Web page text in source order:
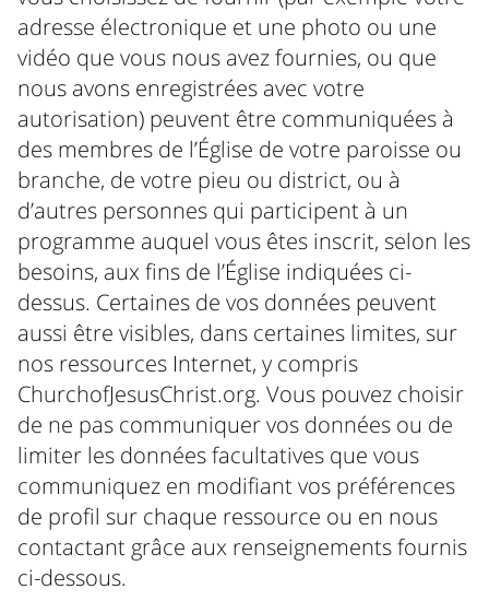
adresse électronique et une photo ou une
vidéo que vous nous avez fournies, ou que
nous avons enregistrées avec votre
autorisation) peuvent être communiquées à
des membres de l’Église de votre paroisse ou
branche, de votre pieu ou district, ou à
d’autres personnes qui participent à un
programme auquel vous êtes inscrit, selon les
besoins, aux fins de l’Église indiquées ci-
dessus. Certaines de vos données peuvent
aussi être visibles, dans certaines limites, sur
nos ressources Internet, y compris
ChurchofJesusChrist.org. Vous pouvez choisir
de ne pas communiquer vos données ou de
limiter les données facultatives que vous
communiquez en modifiant vos préférences
de profil sur chaque ressource ou en nous
contactant grâce aux renseignements fournis
ci-dessous.